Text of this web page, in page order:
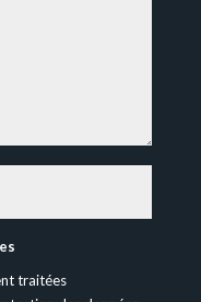
traitées